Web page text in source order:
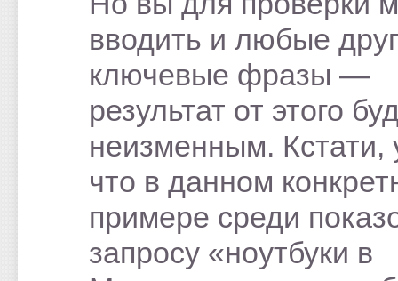
вводить и любые
ключевые фразы —
результат от этого
неизменным. Кстати,
что в данном
примере среди
запросу «ноутбуки в